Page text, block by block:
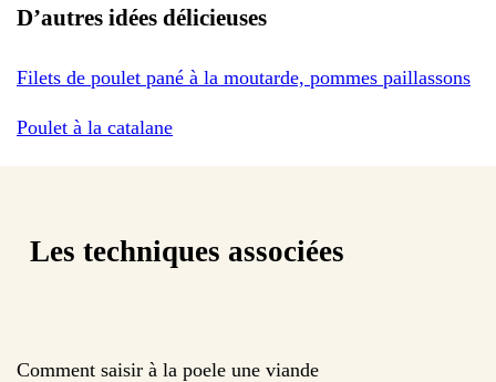
D’autres idées délicieuses
Filets de poulet pané à la moutarde, pommes paillassons
Poulet à la catalane
Les techniques associées
Comment saisir à la poele une viande